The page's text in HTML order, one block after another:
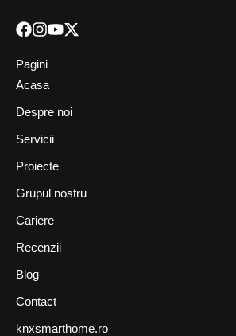
Pagini
Acasa
Despre noi
Servicii
Proiecte
Grupul nostru
Cariere
Recenzii
Blog
Contact
knxsmarthome.ro